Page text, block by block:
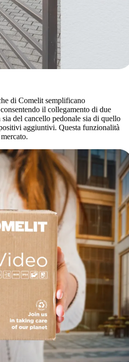
di Comelit semplificano
il collegamento di due
sia del cancello pedonale sia di quello
aggiuntivi. Questa funzionalità